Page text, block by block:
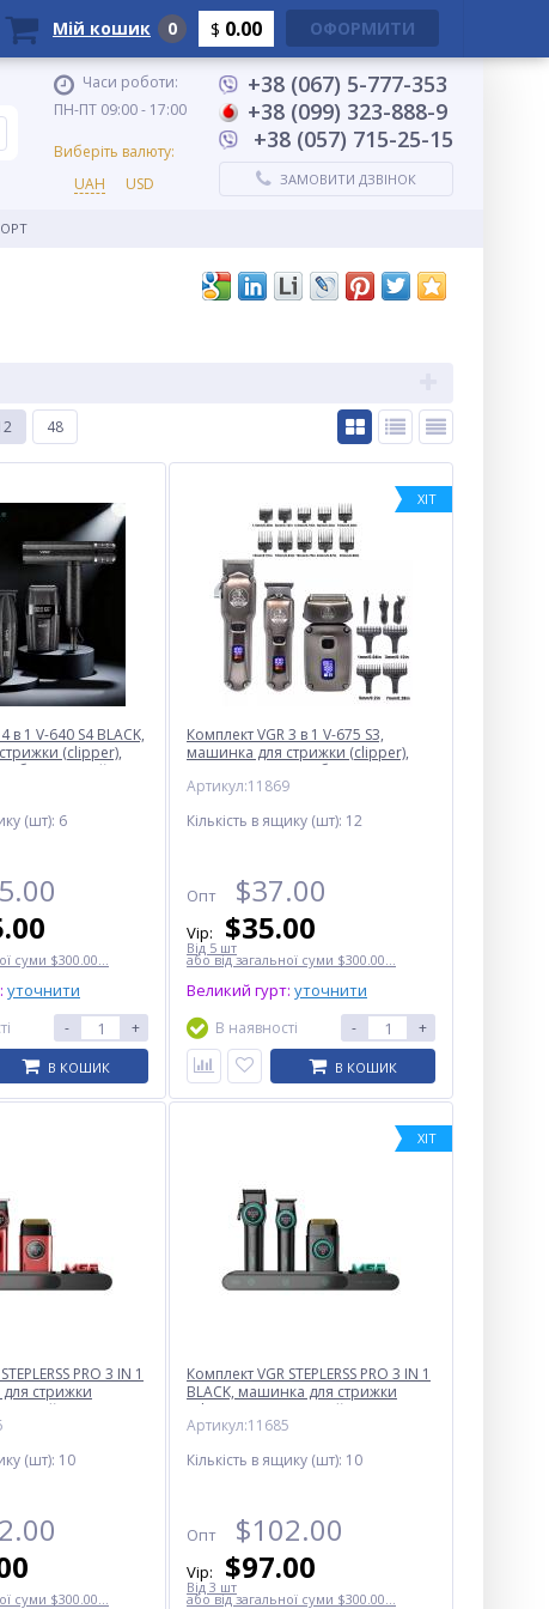
Часи роботи:
ПН-ПТ 09:00 - 17:00
Виберіть валюту:
UAH
USD
+38 (067) 5-777-353
+38 (099) 323-888-9
+38 (057) 715-25-15
ЗАМОВИТИ ДЗВІНОК
48
в 1 V-640 S4 BLACK,
(clipper),
(шейвер),
(шт): 6
суми $300.00...
уточнити
- +
В КОШИК
ХІТ
Комплект VGR 3 в 1 V-675 S3,
машинка для стрижки (clipper),
тример та електробритва
(шейвер), 6000-8000RPM, IPX6
Артикул:11869
Кількість в ящику (шт): 12
Опт $37.00
Vip: $35.00
Від 5 шт
або від загальної суми $300.00...
Великий гурт: уточнити
В наявності - +
В КОШИК
PRO 3 IN 1
стрижки
шейвер
(шт): 10
суми $300.00...
ХІТ
Комплект VGR STEPLERSS PRO 3 IN 1
BLACK, машинка для стрижки
(Clipper), тример, шейвер
Артикул:11685
Кількість в ящику (шт): 10
Опт $102.00
Vip: $97.00
Від 3 шт
або від загальної суми $300.00...
Мій кошик 0 $ 0.00 ОФОРМИТИ